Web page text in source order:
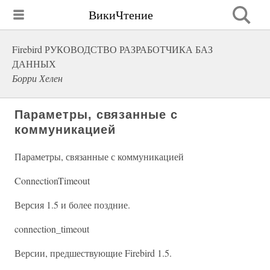
ВикиЧтение
Firebird РУКОВОДСТВО РАЗРАБОТЧИКА БАЗ
ДАННЫХ
Борри Хелен
Параметры, связанные с
коммуникацией
Параметры, связанные с коммуникацией
ConnectionTimeout
Версия 1.5 и более поздние.
connection_timeout
Версии, предшествующие Firebird 1.5.